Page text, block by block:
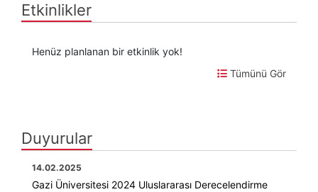
Etkinlikler
Henüz planlanan bir etkinlik yok!
Tümünü Gör
Duyurular
14.02.2025
Gazi Üniversitesi 2024 Uluslararası Derecelendirme